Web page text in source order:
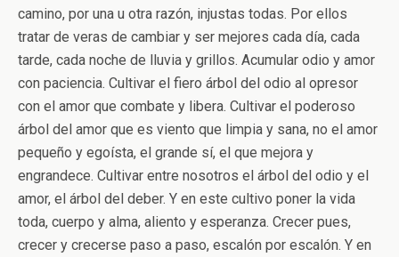
camino, por una u otra razón, injustas todas. Por ellos
tratar de veras de cambiar y ser mejores cada día, cada
tarde, cada noche de lluvia y grillos. Acumular odio y amor
con paciencia. Cultivar el fiero árbol del odio al opresor
con el amor que combate y libera. Cultivar el poderoso
árbol del amor que es viento que limpia y sana, no el amor
pequeño y egoísta, el grande sí, el que mejora y
engrandece. Cultivar entre nosotros el árbol del odio y el
amor, el árbol del deber. Y en este cultivo poner la vida
toda, cuerpo y alma, aliento y esperanza. Crecer pues,
crecer y crecerse paso a paso, escalón por escalón. Y en